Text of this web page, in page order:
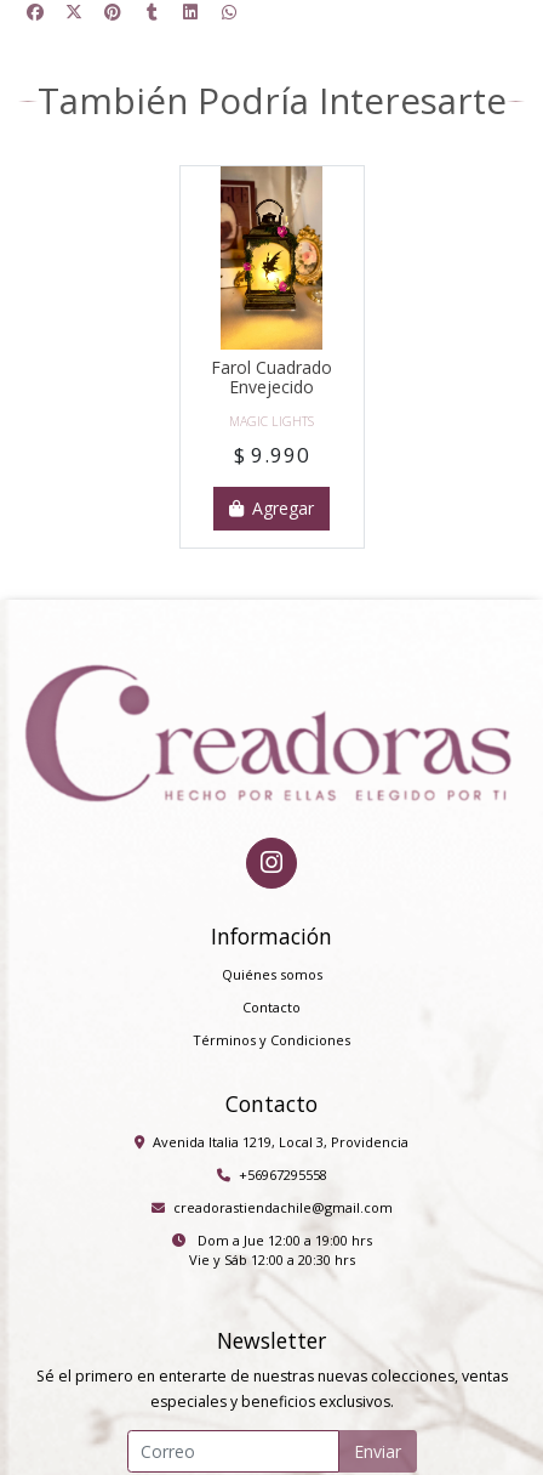
También Podría Interesarte
Farol Cuadrado
Envejecido
MAGIC LIGHTS
$ 9.990
Agregar
Información
Quiénes somos
Contacto
Términos y Condiciones
Contacto
Avenida Italia 1219, Local 3, Providencia
+56967295558
creadorastiendachile@gmail.com
Dom a Jue 12:00 a 19:00 hrs
Vie y Sáb 12:00 a 20:30 hrs
Newsletter
Sé el primero en enterarte de nuestras nuevas colecciones, ventas
especiales y beneficios exclusivos.
Enviar